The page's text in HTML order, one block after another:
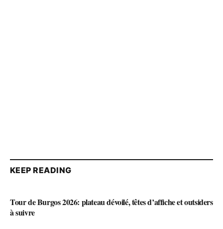
KEEP READING
Tour de Burgos 2026: plateau dévoilé, têtes d’affiche et outsiders
à suivre